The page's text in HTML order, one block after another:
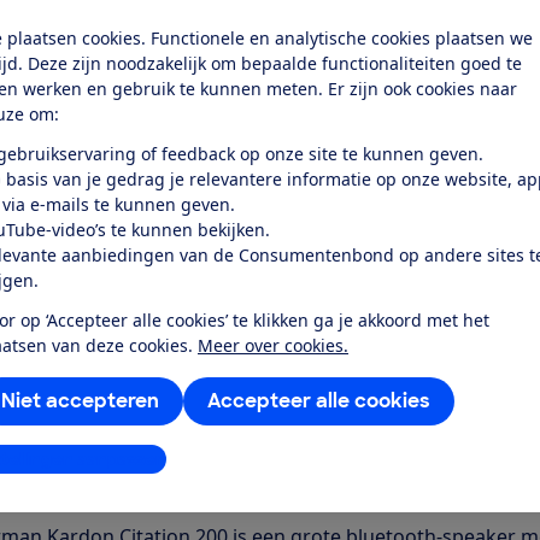
plaatsen cookies. Functionele en analytische cookies plaatsen we
Deze zijn noodzakelijk om bepaalde functionaliteiten goed te
werken en gebruik te kunnen meten. Er zijn ook cookies naar
om:
of feedback op onze site te kunnen geven.
basis van je gedrag je relevantere informatie op onze website,
e-mails te kunnen geven.
video’s te kunnen bekijken.
aanbiedingen van de Consumentenbond op andere sites
op ‘Accepteer alle cookies’ te klikken ga je akkoord met het
van deze cookies. Meer over cookies.
Accepteer alle cookies
Niet accepteren
aanpassen
toegang tot deze test?
Word lid
Al lid? Log in
dit product